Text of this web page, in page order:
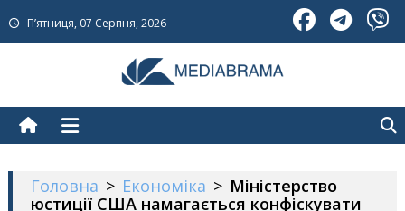
to
П’ятниця, 07 Серпня, 2026
Головна > Економіка > Міністерство
юстиції США намагається конфіскувати